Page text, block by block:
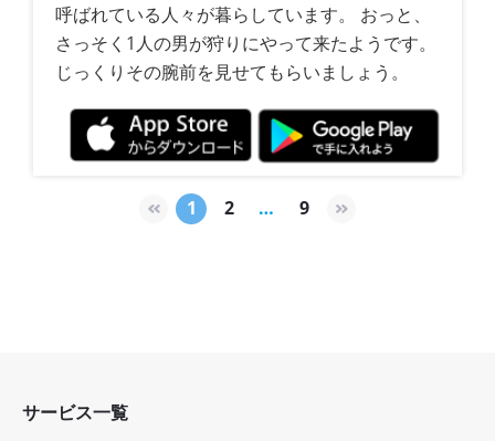
呼ばれている人々が暮らしています。 おっと、
さっそく1人の男が狩りにやって来たようです。
じっくりその腕前を見せてもらいましょう。
1 2 … 9
サービス一覧